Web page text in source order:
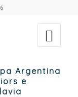
Argentina
e